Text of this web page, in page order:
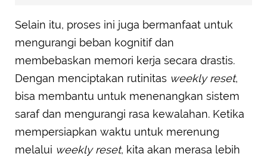
Selain itu, proses ini juga bermanfaat untuk
mengurangi beban kognitif dan
membebaskan memori kerja secara drastis.
Dengan menciptakan rutinitas weekly reset,
bisa membantu untuk menenangkan sistem
saraf dan mengurangi rasa kewalahan. Ketika
mempersiapkan waktu untuk merenung
melalui weekly reset, kita akan merasa lebih